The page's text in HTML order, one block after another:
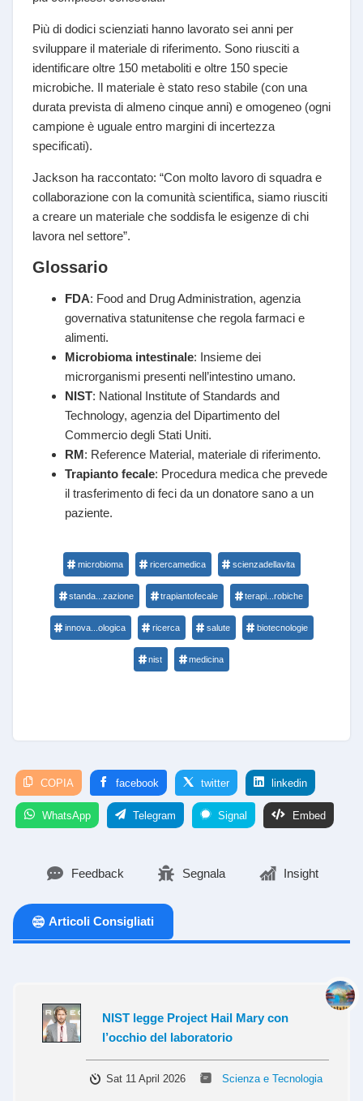
Più di dodici scienziati hanno lavorato sei anni per
sviluppare il materiale di riferimento. Sono riusciti a
identificare oltre 150 metaboliti e oltre 150 specie
microbiche. Il materiale è stato reso stabile (con una
durata prevista di almeno cinque anni) e omogeneo (ogni
campione è uguale entro margini di incertezza
specificati).
Jackson ha raccontato: “Con molto lavoro di squadra e
collaborazione con la comunità scientifica, siamo riusciti
a creare un materiale che soddisfa le esigenze di chi
lavora nel settore”.
Glossario
FDA: Food and Drug Administration, agenzia
governativa statunitense che regola farmaci e
alimenti.
Microbioma intestinale: Insieme dei
microrganismi presenti nell’intestino umano.
NIST: National Institute of Standards and
Technology, agenzia del Dipartimento del
Commercio degli Stati Uniti.
RM: Reference Material, materiale di riferimento.
Trapianto fecale: Procedura medica che prevede
il trasferimento di feci da un donatore sano a un
paziente.
microbioma ricercamedica scienzadellavita
standa...zazione trapiantofecale terapi...robiche
innova...ologica ricerca salute biotecnologie
nist medicina
COPIA facebook twitter linkedin
WhatsApp Telegram Signal Embed
Feedback Segnala Insight
Articoli Consigliati
NIST legge Project Hail Mary con
l’occhio del laboratorio
Sat 11 April 2026 Scienza e Tecnologia